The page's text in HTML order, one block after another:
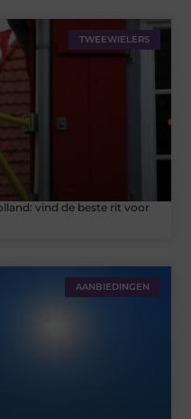
TWEEWIELERS
vind de beste rit voor
AANBIEDINGEN